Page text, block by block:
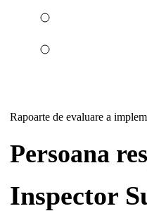
Rapoarte de evaluare a
Persoana
Inspector